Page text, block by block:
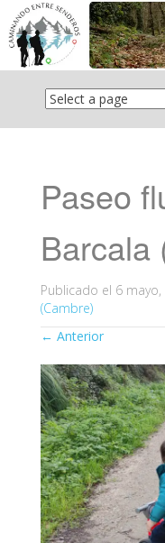
Saltar
contenido
Paseo
Barcala
Publicado el 6 mayo,
(Cambre)
← Anterior